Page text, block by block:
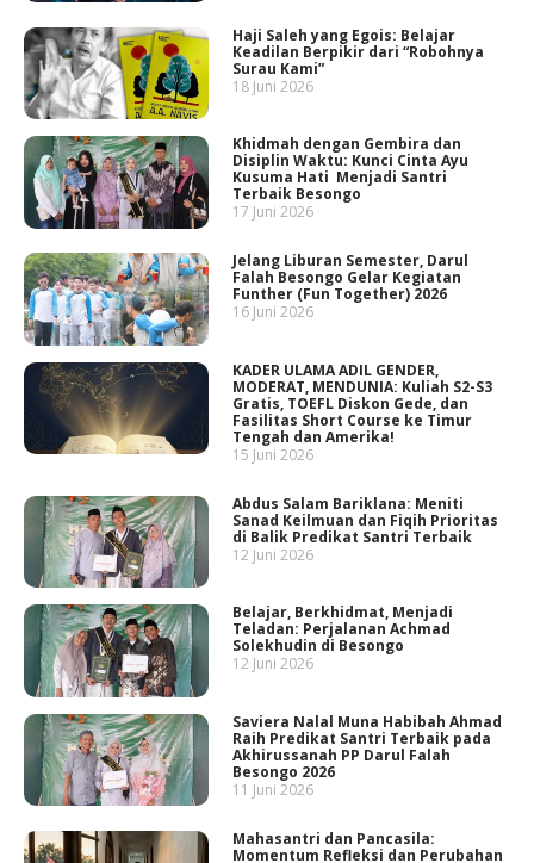
Haji Saleh yang Egois: Belajar
Keadilan Berpikir dari “Robohnya
Surau Kami”
18 Juni 2026
Khidmah dengan Gembira dan
Disiplin Waktu: Kunci Cinta Ayu
Kusuma Hati Menjadi Santri
Terbaik Besongo
17 Juni 2026
Jelang Liburan Semester, Darul
Falah Besongo Gelar Kegiatan
Funther (Fun Together) 2026
16 Juni 2026
KADER ULAMA ADIL GENDER,
MODERAT, MENDUNIA: Kuliah S2-S3
Gratis, TOEFL Diskon Gede, dan
Fasilitas Short Course ke Timur
Tengah dan Amerika!
15 Juni 2026
Abdus Salam Bariklana: Meniti
Sanad Keilmuan dan Fiqih Prioritas
di Balik Predikat Santri Terbaik
12 Juni 2026
Belajar, Berkhidmat, Menjadi
Teladan: Perjalanan Achmad
Solekhudin di Besongo
12 Juni 2026
Saviera Nalal Muna Habibah Ahmad
Raih Predikat Santri Terbaik pada
Akhirussanah PP Darul Falah
Besongo 2026
11 Juni 2026
Mahasantri dan Pancasila:
Momentum Refleksi dan Perubahan